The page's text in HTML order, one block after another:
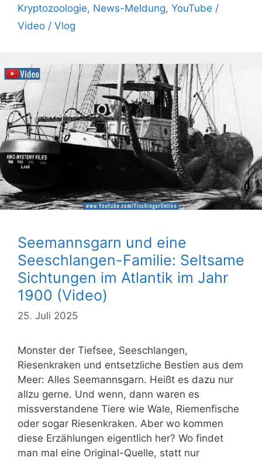
Kryptozoologie, News-Meldung, YouTube /
Video / Vlog
Seemannsgarn und eine
Seeschlangen-Familie: Seltsame
Sichtungen im Atlantik im Jahr
1900 (Video)
25. Juli 2025
Monster der Tiefsee, Seeschlangen,
Riesenkraken und entsetzliche Bestien aus dem
Meer: Alles Seemannsgarn. Heißt es dazu nur
allzu gerne. Und wenn, dann waren es
missverstandene Tiere wie Wale, Riemenfische
oder sogar Riesenkraken. Aber wo kommen
diese Erzählungen eigentlich her? Wo findet
man mal eine Original-Quelle, statt nur